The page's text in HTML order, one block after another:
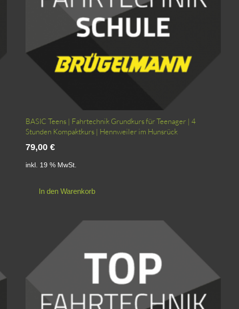
BASIC Teens | Fahrtechnik Grundkurs für Teenager | 4
Stunden Kompaktkurs | Hennweiler im Hunsrück
79,00 €
inkl. 19 % MwSt.
In den Warenkorb